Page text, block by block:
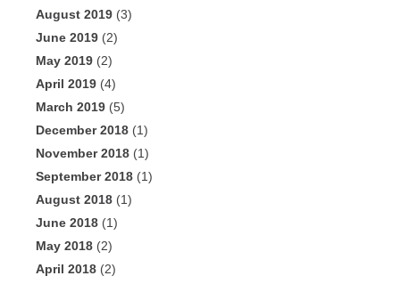
August 2019 (3)
June 2019 (2)
May 2019 (2)
April 2019 (4)
March 2019 (5)
December 2018 (1)
November 2018 (1)
September 2018 (1)
August 2018 (1)
June 2018 (1)
May 2018 (2)
April 2018 (2)